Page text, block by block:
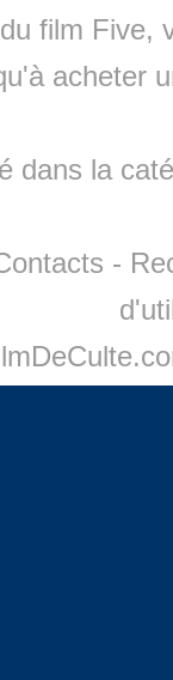
film Five,
acheter
dans la
-